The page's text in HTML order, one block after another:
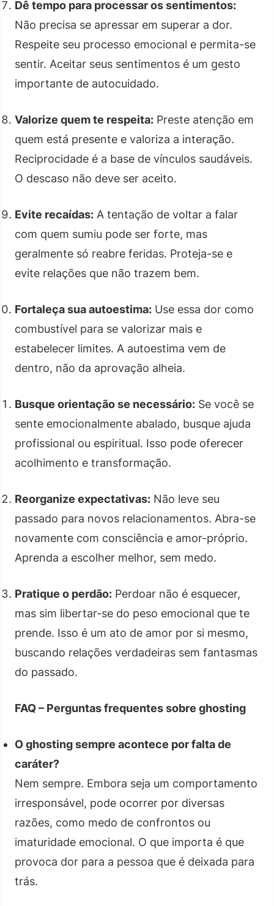
Dê tempo para processar os sentimentos:
Não precisa se apressar em superar a dor.
Respeite seu processo emocional e permita-se
sentir. Aceitar seus sentimentos é um gesto
importante de autocuidado.
Valorize quem te respeita: Preste atenção em
quem está presente e valoriza a interação.
Reciprocidade é a base de vínculos saudáveis.
O descaso não deve ser aceito.
Evite recaídas: A tentação de voltar a falar
com quem sumiu pode ser forte, mas
geralmente só reabre feridas. Proteja-se e
evite relações que não trazem bem.
Fortaleça sua autoestima: Use essa dor como
combustível para se valorizar mais e
estabelecer limites. A autoestima vem de
dentro, não da aprovação alheia.
Busque orientação se necessário: Se você se
sente emocionalmente abalado, busque ajuda
profissional ou espiritual. Isso pode oferecer
acolhimento e transformação.
Reorganize expectativas: Não leve seu
passado para novos relacionamentos. Abra-se
novamente com consciência e amor-próprio.
Aprenda a escolher melhor, sem medo.
Pratique o perdão: Perdoar não é esquecer,
mas sim libertar-se do peso emocional que te
prende. Isso é um ato de amor por si mesmo,
buscando relações verdadeiras sem fantasmas
do passado.
FAQ – Perguntas frequentes sobre ghosting
O ghosting sempre acontece por falta de
caráter?
Nem sempre. Embora seja um comportamento
irresponsável, pode ocorrer por diversas
razões, como medo de confrontos ou
imaturidade emocional. O que importa é que
provoca dor para a pessoa que é deixada para
trás.